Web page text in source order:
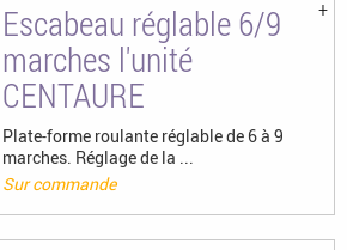
Escabeau réglable 6/9
marches l'unité
CENTAURE
Plate-forme roulante réglable de 6 à 9
marches. Réglage de la ...
Sur commande